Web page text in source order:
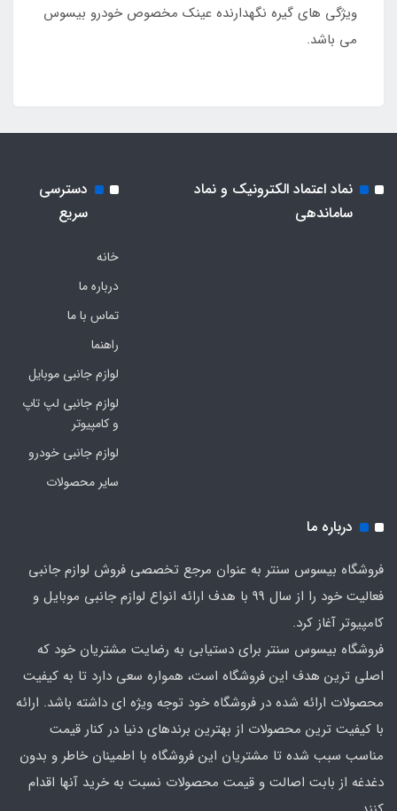
ویژگی های گیره نگهدارنده عینک مخصوص خودرو بیسوس
می باشد.
نماد اعتماد الکترونیک و نماد
ساماندهی
دسترسی
سریع
خانه
درباره ما
تماس با ما
راهنما
لوازم جانبی موبایل
لوازم جانبی لپ تاپ
و کامپیوتر
لوازم جانبی خودرو
سایر محصولات
درباره ما
فروشگاه بیسوس سنتر به عنوان مرجع تخصصی فروش لوازم جانبی
فعالیت خود را از سال 99 با هدف ارائه انواع لوازم جانبی موبایل و
کامپیوتر آغاز کرد.
فروشگاه بیسوس سنتر برای دستیابی به رضایت مشتریان خود که
اصلی‌ ترین هدف این فروشگاه است، همواره سعی دارد تا به کیفیت
محصولات ارائه شده در فروشگاه خود توجه ویژه ای داشته باشد. ارائه
با کیفیت‌ ترین محصولات از بهترین برندهای دنیا در کنار قیمت
مناسب سبب شده تا مشتریان این فروشگاه با اطمینان خاطر و بدون
دغدغه از بابت اصالت و قیمت محصولات نسبت به خرید آنها اقدام